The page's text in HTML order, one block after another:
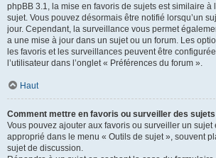
phpBB 3.1, la mise en favoris de sujets est similaire à
sujet. Vous pouvez désormais être notifié lorsqu’un
jour. Cependant, la surveillance vous permet
a une mise à jour dans un sujet ou un forum. Les
les favoris et les surveillances peuvent être
l’utilisateur dans l’onglet « Préférences du forum ».
Haut
Comment mettre en favoris ou surveiller des
Vous pouvez ajouter aux favoris ou surveiller un sujet
approprié dans le menu « Outils de sujet », souvent
sujet de discussion.